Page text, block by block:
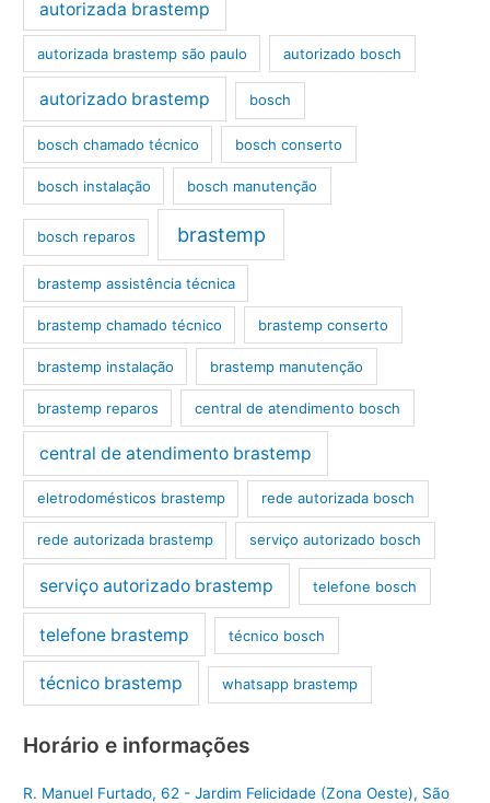
autorizada brastemp
autorizada brastemp são paulo autorizado bosch
autorizado brastemp bosch
bosch chamado técnico bosch conserto
bosch instalação bosch manutenção
bosch reparos brastemp
brastemp assistência técnica
brastemp chamado técnico brastemp conserto
brastemp instalação brastemp manutenção
brastemp reparos central de atendimento bosch
central de atendimento brastemp
eletrodomésticos brastemp rede autorizada bosch
rede autorizada brastemp serviço autorizado bosch
serviço autorizado brastemp telefone bosch
telefone brastemp técnico bosch
técnico brastemp whatsapp brastemp
Horário e informações
R. Manuel Furtado, 62 - Jardim Felicidade (Zona Oeste), São